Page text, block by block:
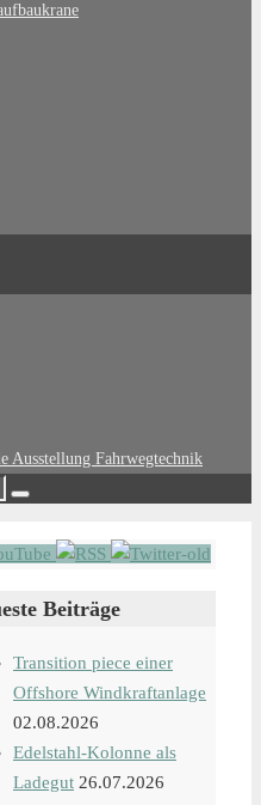
Ausstellung Fahrwegtechnik
Suchen
Beiträge
Transition piece einer
Offshore Windkraftanlage
02.08.2026
Edelstahl-Kolonne als
Ladegut 26.07.2026